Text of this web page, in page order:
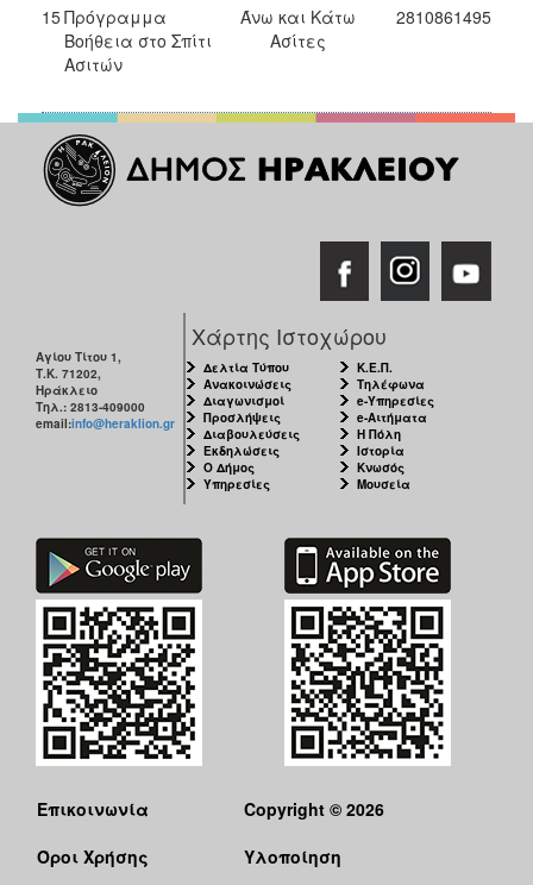
15Πρόγραμμα
Βοήθεια στο Σπίτι
Ασιτών
Άνω και Κάτω
Ασίτες
2810861495
Αγίου Τίτου 1,
Τ.Κ. 71202,
Ηράκλειο
Τηλ.: 2813-409000
email:info@heraklion.gr
Χάρτης Ιστοχώρου
Δελτία Τύπου
Ανακοινώσεις
Διαγωνισμοί
Προσλήψεις
Διαβουλεύσεις
Εκδηλώσεις
Ο Δήμος
Υπηρεσίες
Κ.Ε.Π.
Τηλέφωνα
e-Υπηρεσίες
e-Αιτήματα
Η Πόλη
Ιστορία
Κνωσός
Μουσεία
Επικοινωνία
Όροι Χρήσης
Copyright © 2026
Υλοποίηση